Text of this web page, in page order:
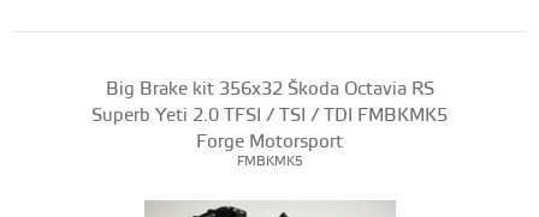
Big Brake kit 356x32 Škoda Octavia RS
Superb Yeti 2.0 TFSI / TSI / TDI FMBKMK5
Forge Motorsport
FMBKMK5